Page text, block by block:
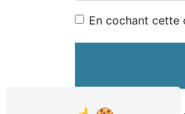
En cochant cette